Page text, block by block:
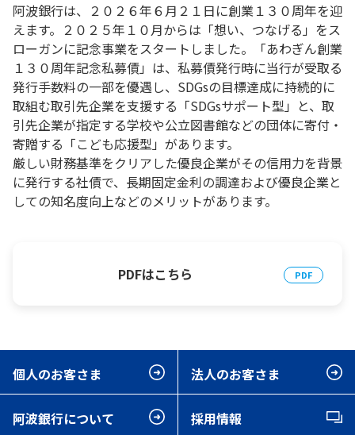
阿波銀行は、２０２６年６月２１日に創業１３０周年を迎
えます。２０２５年１０月からは「想い、つなげる」をス
ローガンに記念事業をスタートしました。「あわぎん創業
１３０周年記念私募債」は、私募債発行時に当行が受取る
発行手数料の一部を優遇し、SDGsの目標達成に持続的に
取組む取引先企業を支援する「SDGsサポート型」と、取
引先企業が指定する学校や公立図書館などの団体に寄付・
寄贈する「こども応援型」があります。
厳しい財務基準をクリアした優良企業がその信用力を背景
に発行する社債で、長期固定金利の調達および優良企業と
しての知名度向上などのメリットがあります。
PDFはこちら
個人のお客さま 法人のお客さま
阿波銀行について 採用情報